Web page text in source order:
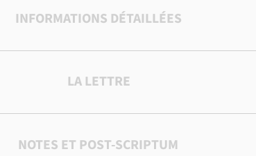
INFORMATIONS DÉTAILLÉES
LA LETTRE
NOTES ET POST-SCRIPTUM